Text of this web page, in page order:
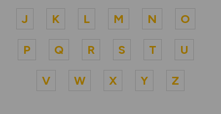
J K L M N O
P Q R S T U
V W X Y Z